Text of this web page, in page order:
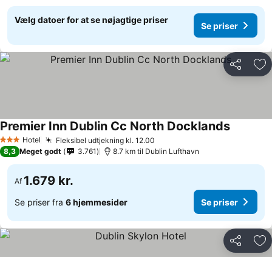
Vælg datoer for at se nøjagtige priser
Se priser
Del
3 StjernerHotel Fleksibel udtjekning kl. 12.00
Premier Inn Dublin Cc North Docklands
8,3 Meget godt 3.761 8.7 km til Dublin Lufthavn
Af 1.679 kr.
Se priser fra 6 hjemmesider Se priser
Del